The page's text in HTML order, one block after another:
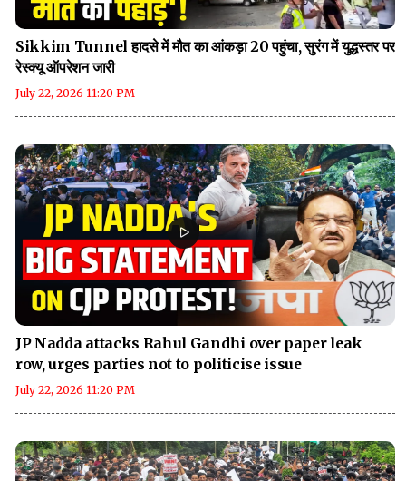
Sikkim Tunnel हादसे में मौत का आंकड़ा 20 पहुंचा, सुरंग में युद्धस्तर पर
रेस्क्यू ऑपरेशन जारी
July 22, 2026 11:20 PM
JP Nadda attacks Rahul Gandhi over paper leak
row, urges parties not to politicise issue
July 22, 2026 11:20 PM